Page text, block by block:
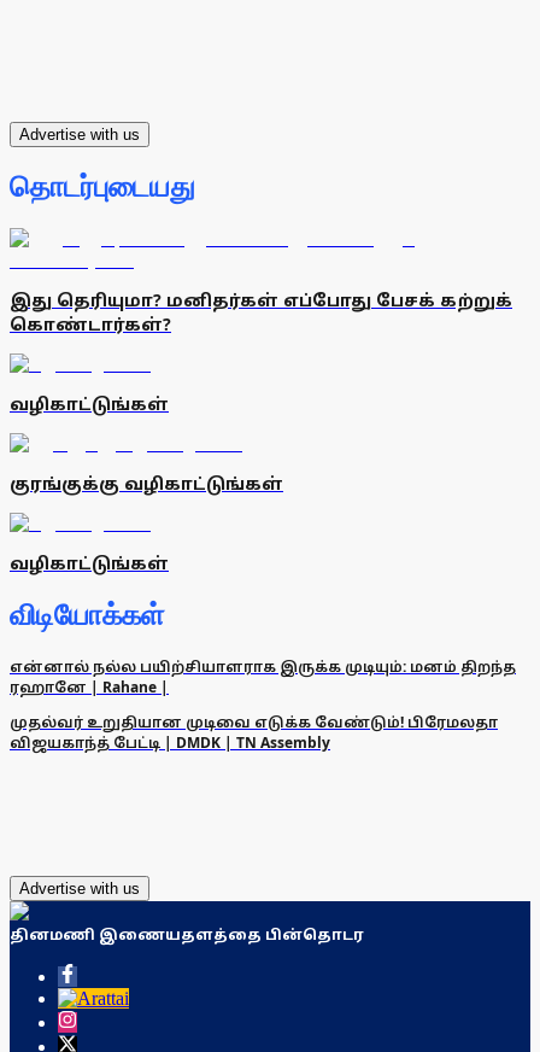
Advertise with us
தொடர்புடையது
இது தெரியுமா? மனிதர்கள் எப்போது பேசக் கற்றுக்
கொண்டார்கள்?
வழிகாட்டுங்கள்
குரங்குக்கு வழிகாட்டுங்கள்
வழிகாட்டுங்கள்
விடியோக்கள்
என்னால் நல்ல பயிற்சியாளராக இருக்க முடியும்: மனம் திறந்த
ரஹானே | Rahane |
முதல்வர் உறுதியான முடிவை எடுக்க வேண்டும்! பிரேமலதா
விஜயகாந்த் பேட்டி | DMDK | TN Assembly
Advertise with us
தினமணி இணையதளத்தை பின்தொடர